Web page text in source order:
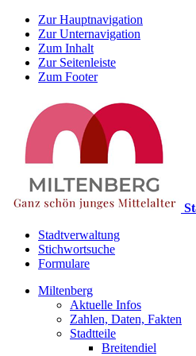
Zur Hauptnavigation
Zur Unternavigation
Zum Inhalt
Zur Seitenleiste
Zum Footer
Stadtverwaltung
Stichwortsuche
Formulare
Miltenberg
Aktuelle Infos
Zahlen, Daten, Fakten
Stadtteile
Breitendiel